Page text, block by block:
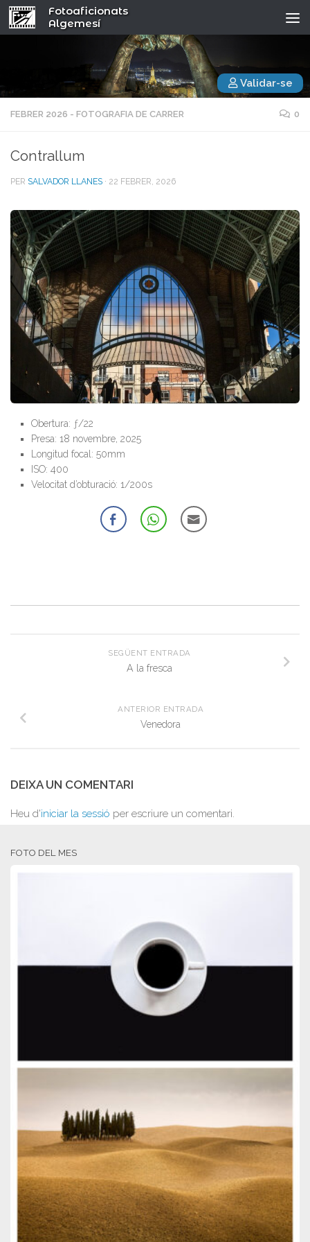
Fotoaficionats
Algemesí
Validar-se
FEBRER 2026 - FOTOGRAFIA DE CARRER 0
Contrallum
PER SALVADOR LLANES · 22 FEBRER, 2026
Obertura: ƒ/22
Presa: 18 novembre, 2025
Longitud focal: 50mm
ISO: 400
Velocitat d’obturació: 1/200s
SEGÜENT ENTRADA
A la fresca
ANTERIOR ENTRADA
Venedora
DEIXA UN COMENTARI
Heu d'iniciar la sessió per escriure un comentari.
FOTO DEL MES